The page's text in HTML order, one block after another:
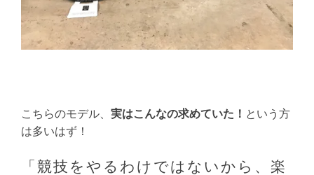
こちらのモデル、実はこんなの求めていた！ という方
は多いはず！
「競技をやるわけではないから、楽